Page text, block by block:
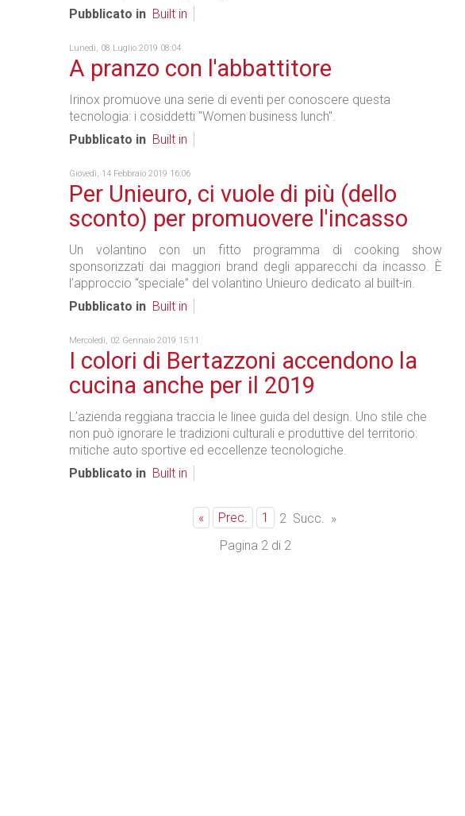
Pubblicato in Built in
Lunedì, 08 Luglio 2019 08:04
A pranzo con l'abbattitore
Irinox promuove una serie di eventi per conoscere questa
tecnologia: i cosiddetti "Women business lunch".
Pubblicato in Built in
Giovedì, 14 Febbraio 2019 16:06
Per Unieuro, ci vuole di più (dello
sconto) per promuovere l'incasso
Un volantino con un fitto programma di cooking show
sponsorizzati dai maggiori brand degli apparecchi da incasso. È
l’approccio “speciale” del volantino Unieuro dedicato al built-in.
Pubblicato in Built in
Mercoledì, 02 Gennaio 2019 15:11
I colori di Bertazzoni accendono la
cucina anche per il 2019
L’azienda reggiana traccia le linee guida del design. Uno stile che
non può ignorare le tradizioni culturali e produttive del territorio:
mitiche auto sportive ed eccellenze tecnologiche.
Pubblicato in Built in
« Prec. 1 2 Succ. »
Pagina 2 di 2